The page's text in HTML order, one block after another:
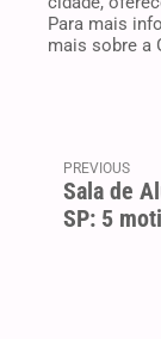
PREVIOUS
Sala de
SP: 5
você